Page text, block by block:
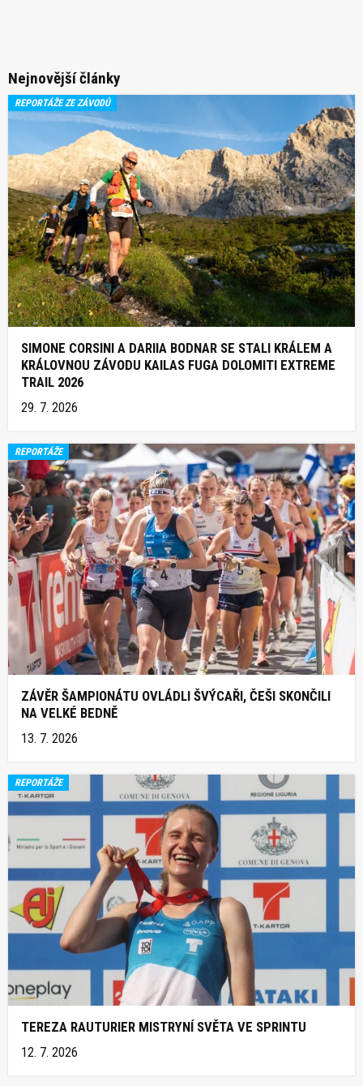
Nejnovější články
REPORTÁŽE ZE ZÁVODŮ
SIMONE CORSINI A DARIIA BODNAR SE STALI KRÁLEM A
KRÁLOVNOU ZÁVODU KAILAS FUGA DOLOMITI EXTREME
TRAIL 2026
29. 7. 2026
REPORTÁŽE
ZÁVĚR ŠAMPIONÁTU OVLÁDLI ŠVÝCAŘI, ČEŠI SKONČILI
NA VELKÉ BEDNĚ
13. 7. 2026
REPORTÁŽE
TEREZA RAUTURIER MISTRYNÍ SVĚTA VE SPRINTU
12. 7. 2026